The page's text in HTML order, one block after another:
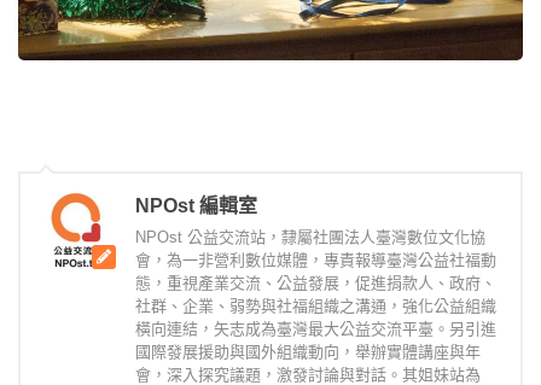
NPOst 編輯室
NPOst 公益交流站，隸屬社團法人臺灣數位文化協
會，為一非營利數位媒體，專責報導臺灣公益社福動
態，重視產業交流、公益發展，促進捐款人、政府、
社群、企業、弱勢與社福組織之溝通，強化公益組織
橫向連結，矢志成為臺灣最大公益交流平臺。另引進
國際發展援助與國外組織動向，舉辦實體講座與年
會，深入探究議題，激發討論與對話。其姐妹站為